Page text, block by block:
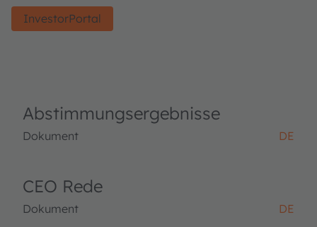
InvestorPortal
Abstimmungsergebnisse
Dokument DE
CEO Rede
Dokument DE